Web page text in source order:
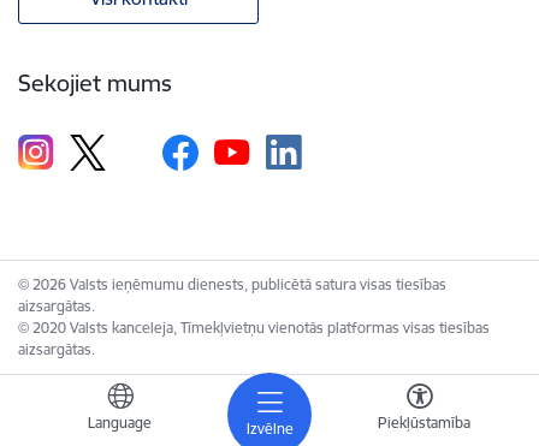
Izvēlne
Language Piekļūstamība
Sekojiet mums
© 2026 Valsts ieņēmumu dienests, publicētā satura visas tiesības
aizsargātas.
© 2020 Valsts kanceleja, Tīmekļvietņu vienotās platformas visas tiesības
aizsargātas.